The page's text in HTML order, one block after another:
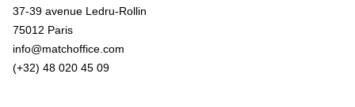
37-39 avenue Ledru-Rollin
75012 Paris
info@matchoffice.com
(+32) 48 020 45 09